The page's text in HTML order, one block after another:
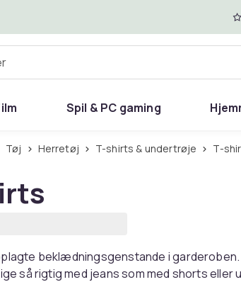
Spil & PC gaming
Tøj Herretøj T-shirts & undertrøje T-
beklædningsgenstande i
så rigtig med jeans som med shorts eller